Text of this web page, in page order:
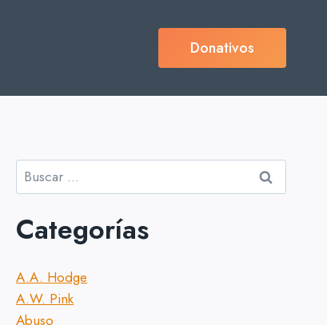
Donativos
Buscar:
Categorías
A.A. Hodge
A.W. Pink
Abuso